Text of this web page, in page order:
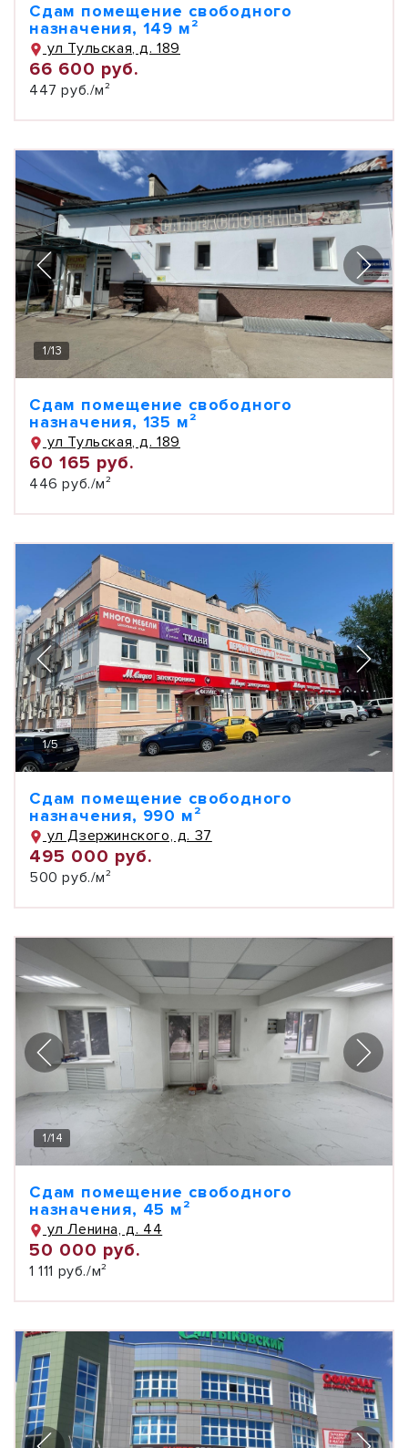
Сдам помещение свободного
назначения, 149 м²
ул Тульская, д. 189
66 600 руб.
447 руб./м²
1/13
Сдам помещение свободного
назначения, 135 м²
ул Тульская, д. 189
60 165 руб.
446 руб./м²
1/5
Сдам помещение свободного
назначения, 990 м²
ул Дзержинского, д. 37
495 000 руб.
500 руб./м²
1/14
Сдам помещение свободного
назначения, 45 м²
ул Ленина, д. 44
50 000 руб.
1 111 руб./м²